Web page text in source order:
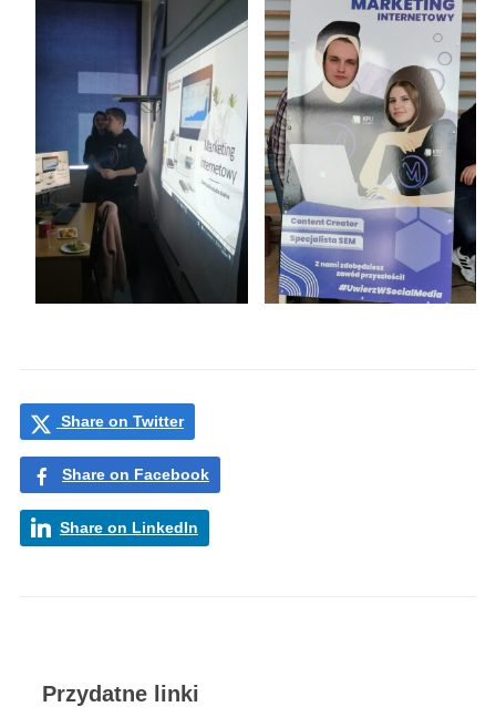
Share on Twitter
Share on Facebook
Share on LinkedIn
Przydatne linki